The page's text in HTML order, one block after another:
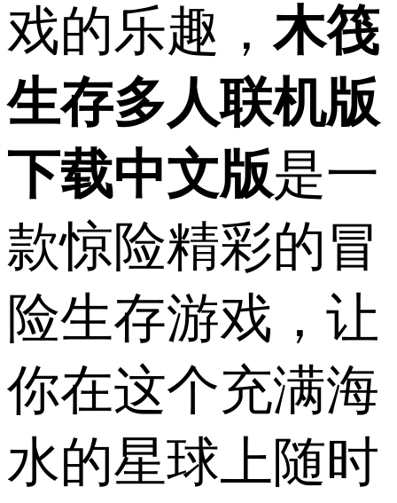
戏的乐趣，木筏
生存多人联机版
下载中文版是一
款惊险精彩的冒
险生存游戏，让
你在这个充满海
水的星球上随时